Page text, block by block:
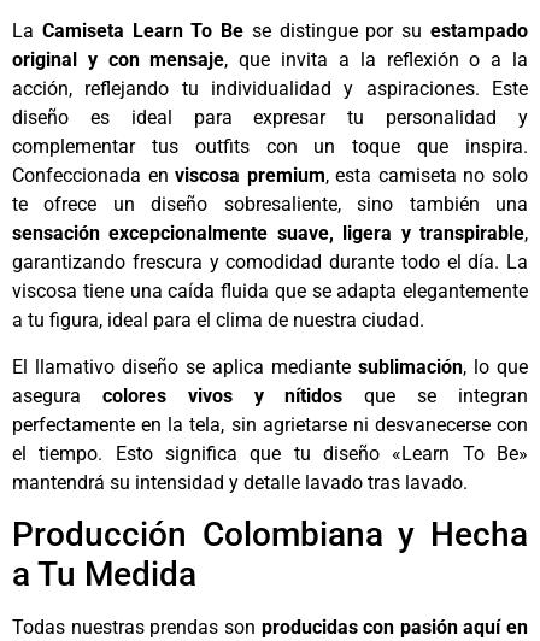
La Camiseta Learn To Be se distingue por suestampado
original y con mensaje, que invita a la reflexión o a la
acción, reflejando tu individualidad y aspiraciones. Este
diseño es ideal para expresar tu personalidad y
complementar tus outfits con un toque que inspira.
Confeccionada enviscosa premium, esta camiseta no solo
te ofrece un diseño sobresaliente, sino también una
sensación excepcionalmente suave, ligera y transpirable,
garantizando frescura y comodidad durante todo el día. La
viscosa tiene una caída fluida que se adapta elegantemente
a tu figura, ideal para el clima de nuestra ciudad.
El llamativo diseño se aplica mediante sublimación, lo que
asegura colores vivos y nítidos que se integran
perfectamente en la tela, sin agrietarse ni desvanecerse con
el tiempo. Esto significa que tu diseño «Learn To Be»
mantendrá su intensidad y detalle lavado tras lavado.
Producción Colombiana y Hecha
a Tu Medida
Todas nuestras prendas son producidas con pasión aquí en